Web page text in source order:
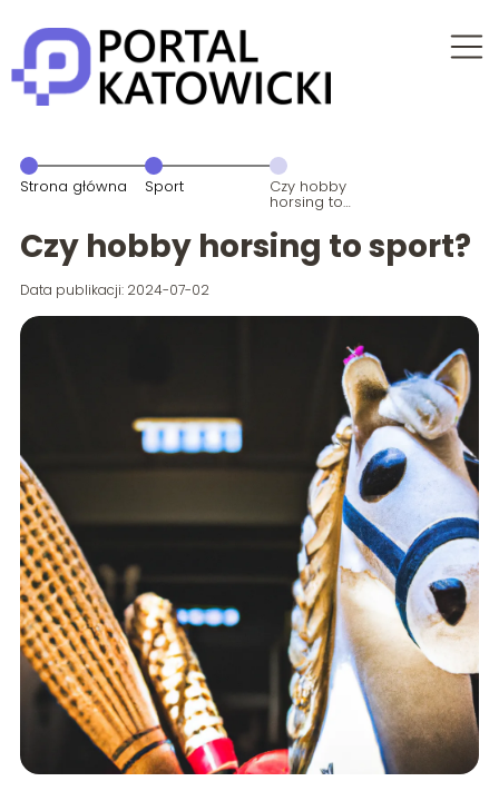
Strona główna Sport Czy hobby
horsing to
Czy hobby horsing to sport?
Data publikacji: 2024-07-02